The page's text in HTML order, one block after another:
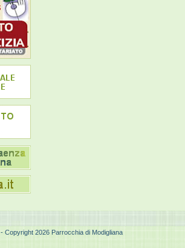
- Copyright 2026 Parrocchia di Modigliana